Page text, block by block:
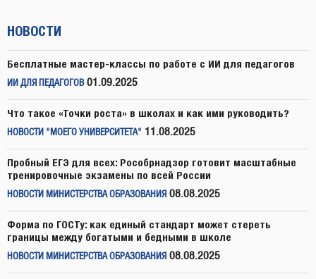
НОВОСТИ
Бесплатные мастер-классы по работе с ИИ для педагогов
ИИ ДЛЯ ПЕДАГОГОВ 01.09.2025
Что такое «Точки роста» в школах и как ими руководить?
НОВОСТИ "МОЕГО УНИВЕРСИТЕТА" 11.08.2025
Пробный ЕГЭ для всех: Рособрнадзор готовит масштабные
тренировочные экзамены по всей России
НОВОСТИ МИНИСТЕРСТВА ОБРАЗОВАНИЯ 08.08.2025
Форма по ГОСТу: как единый стандарт может стереть
границы между богатыми и бедными в школе
НОВОСТИ МИНИСТЕРСТВА ОБРАЗОВАНИЯ 08.08.2025